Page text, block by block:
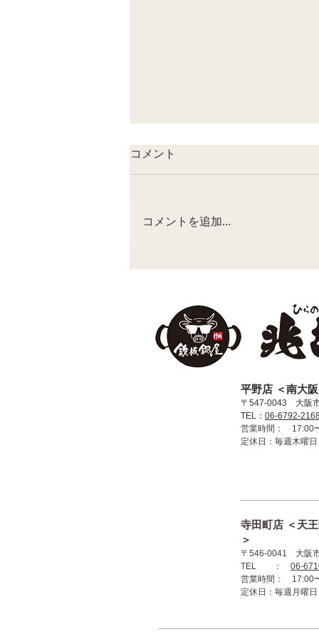
【夏鍋】TVでご紹介いただき
した👏 スタミナ満点♪ 夏バテ予防
qzf4?p=406
コメント
コメントを追加…
平野店 ＜南大
〒547-0043 大阪
TEL： 06-6792-
営業時間： 17:00
​定休日：毎週木曜日
寺田町店 ＜天
＞
〒546-0041 大阪
TEL ： 06-
営業時間： 17:00
​定休日：毎週月曜日